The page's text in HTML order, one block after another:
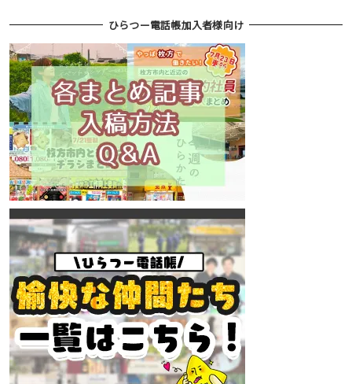
ひらつー電話帳加入者様向け